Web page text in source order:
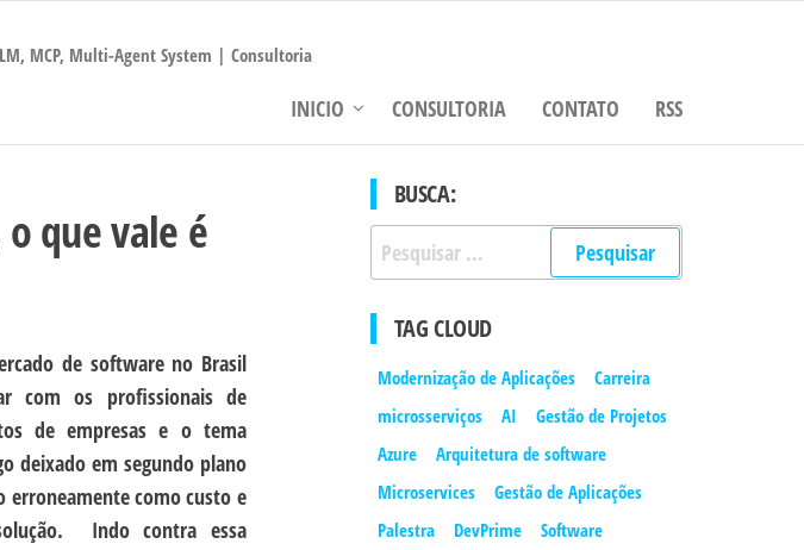
MCP, Multi-Agent System | Consultoria
INICIO CONSULTORIA CONTATO RSS
que vale é
de software no Brasil
com os profissionais de
de empresas e o tema
deixado em segundo plano
erroneamente como custo e
Indo contra essa
BUSCA:
Pesquisar
por:
TAG CLOUD
Modernização de Aplicações
Carreira
microsserviços
AI
Gestão de Projetos
Azure
Arquitetura de software
Microservices
Gestão de Aplicações
Palestra
DevPrime
Software